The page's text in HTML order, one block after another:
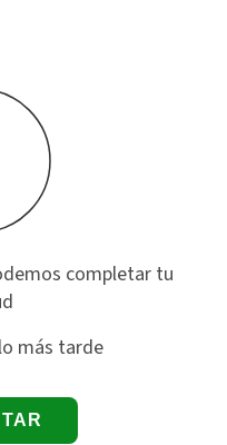
completar tu
más tarde